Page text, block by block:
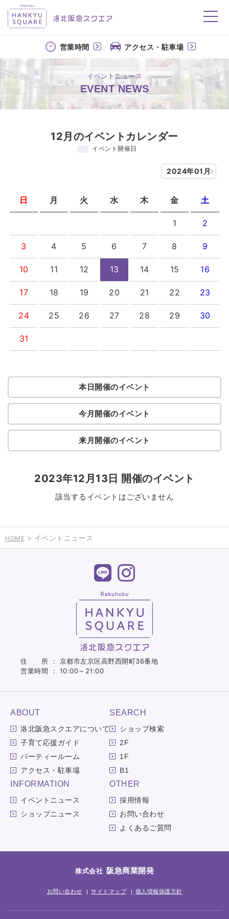
洛北阪急スクエア
営業時間 アクセス・駐車場
イベントニュース
EVENT NEWS
12月のイベントカレンダー
イベント開催日
2024年01月
日 月 火 水 木 金 土
1 2
3 4 5 6 7 8 9
10 11 12 13 14 15 16
17 18 19 20 21 22 23
24 25 26 27 28 29 30
31
本日開催のイベント
今月開催のイベント
来月開催のイベント
2023年12月13日 開催のイベント
該当するイベントはございません
HOME > イベントニュース
住 所 ： 京都市左京区高野西開町36番地
営業時間 ： 10:00～21:00
ABOUT
洛北阪急スクエアについて
子育て応援ガイド
パーティールーム
アクセス・駐車場
SEARCH
ショップ検索
2F
1F
B1
INFORMATION
イベントニュース
ショップニュース
OTHER
採用情報
お問い合わせ
よくあるご質問
株式会社 阪急商業開発
お問い合わせ サイトマップ 個人情報保護方針